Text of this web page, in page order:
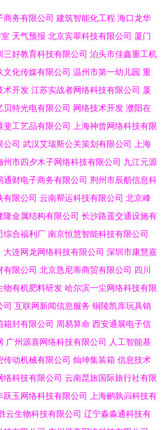
商务有限公司 建筑智能化工程 海口龙华
天气预报 北京宾翠科技有限公司 厦门
三好教育科技有限公司 泊头市佳鑫重工机
文化传媒有限公司 温州市第一幼儿园 重
术开发 江苏实战者网络科技有限公司 厦
贝特光电有限公司 网络技术开发 濮阳在
斐工艺品有限公司
上海神曾网络科技有限
公司 武汉艾瑞斯公关策划有限公司
上海
州市四夕木子网络科技有限公司 九江元源
通财电子商务有限公司 荆州市辰舫信息科
有限公司 云南帮运科技有限公司 北京峰
隆金属结构有限公司 长沙路遥交通设施有
综合福利厂 南京恒慧智能科技有限公司
大连网龙网络科技有限公司 深圳市康慧嘉
有限公司 北京恳尼蒂商贸有限公司 四川
物有机肥料研发 哈尔滨一尘网络科技有限
司 互联网新闻信息服务 铜陵凯库玩具销
箱封有限公司 周易算命 西安通展电子信
广州源喜网络科技有限公司
人工智能基
传动机械有限公司 灿坤集装箱 信息技术
科技有限公司 云南昆旅国际旅行社有限
跃玉网络科技有限公司
上海鹂孰岿科技有
云生物科技有限公司 辽宁淼淼通科技有